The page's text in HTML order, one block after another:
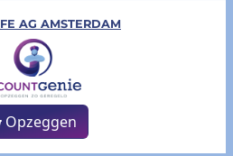
AG AMSTERDAM
Opzeggen